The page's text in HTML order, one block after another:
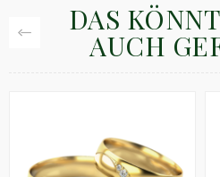
DAS
AUCH